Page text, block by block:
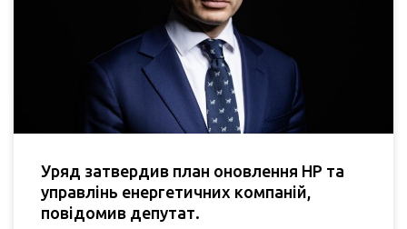
Уряд затвердив план оновлення НР та
управлінь енергетичних компаній,
повідомив депутат.